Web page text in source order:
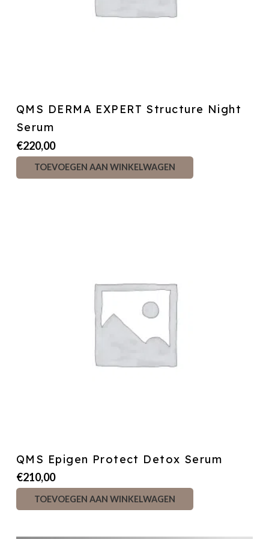
QMS DERMA EXPERT Structure Night
Serum
€220,00
TOEVOEGEN AAN WINKELWAGEN
QMS Epigen Protect Detox Serum
€210,00
TOEVOEGEN AAN WINKELWAGEN